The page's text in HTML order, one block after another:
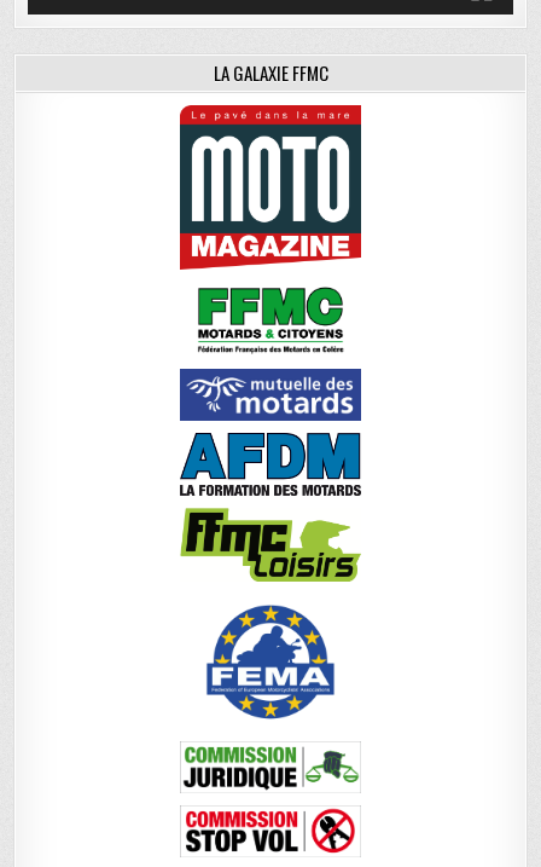
LA GALAXIE FFMC